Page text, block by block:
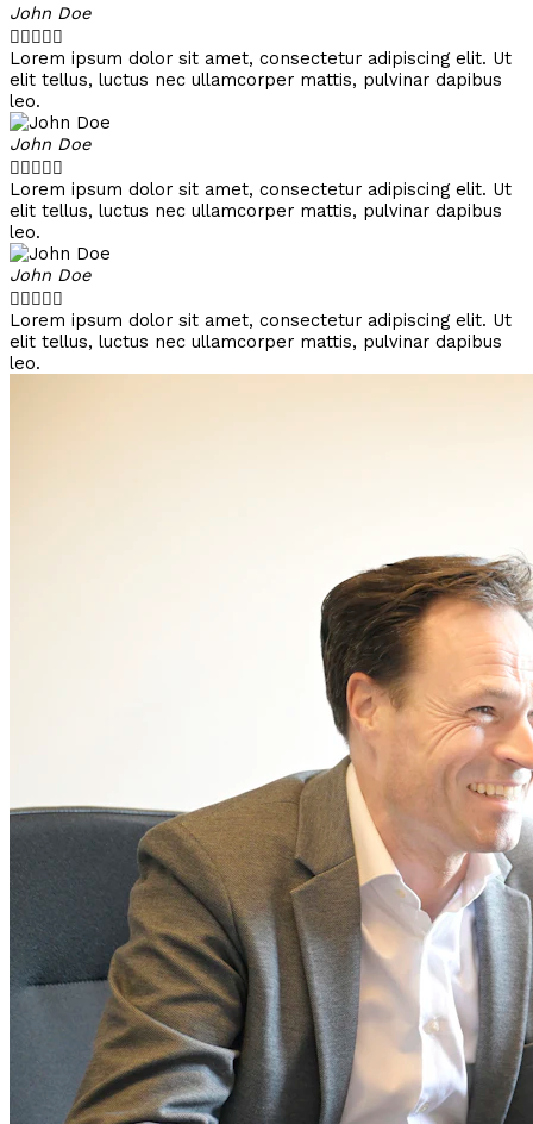
John Doe

Lorem ipsum dolor sit amet, consectetur adipiscing elit. Ut
elit tellus, luctus nec ullamcorper mattis, pulvinar dapibus
leo.
John Doe

Lorem ipsum dolor sit amet, consectetur adipiscing elit. Ut
elit tellus, luctus nec ullamcorper mattis, pulvinar dapibus
leo.
John Doe

Lorem ipsum dolor sit amet, consectetur adipiscing elit. Ut
elit tellus, luctus nec ullamcorper mattis, pulvinar dapibus
leo.